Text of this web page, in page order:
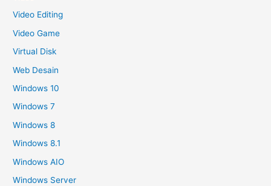
Video Editing
Video Game
Virtual Disk
Web Desain
Windows 10
Windows 7
Windows 8
Windows 8.1
Windows AIO
Windows Server